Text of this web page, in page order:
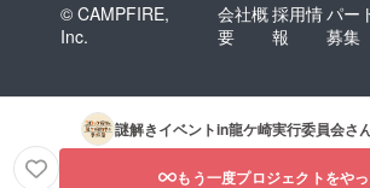
© CAMPFIRE,
Inc.
会社概
要
採用情
報
パー
募集
謎解きイベントin龍ケ崎実行委員会さ
もう一度プロジェクトをや